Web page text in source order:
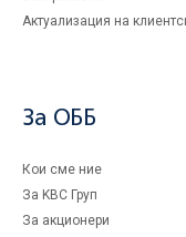
Актуализация на
За ОББ
Кои сме ние
За KBC Груп
За акционери